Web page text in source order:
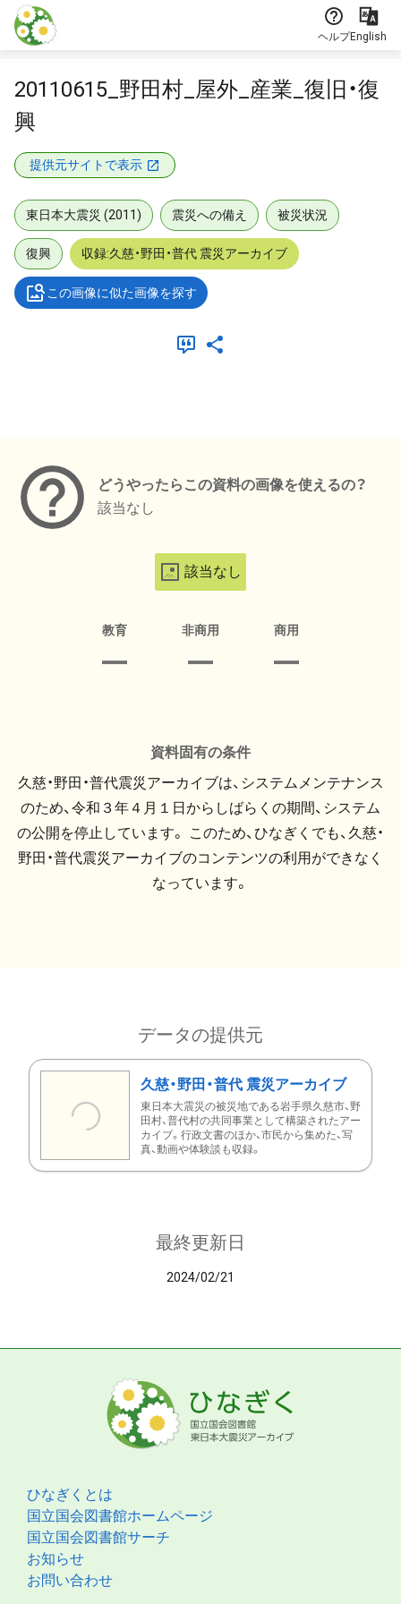
本文に飛ぶ
ヘルプEnglish
20110615_野田村_屋外_産業_復旧・復
興
提供元サイトで表示
東日本大震災 (2011) 震災への備え 被災状況
復興 収録:久慈・野田・普代 震災アーカイブ
この画像に似た画像を探す
どうやったらこの資料の画像を使えるの？
該当なし
該当なし
教育 非商用 商用
資料固有の条件
久慈・野田・普代震災アーカイブは、システムメンテナンス
のため、令和３年４月１日からしばらくの期間、システム
の公開を停止しています。 このため、ひなぎくでも、久慈・
野田・普代震災アーカイブのコンテンツの利用ができなく
なっています。
データの提供元
久慈・野田・普代 震災アーカイブ
東日本大震災の被災地である岩手県久慈市、野
田村、普代村の共同事業として構築されたアー
カイブ。行政文書のほか、市民から集めた、写
真、動画や体験談も収録。
最終更新日
2024/02/21
ひなぎくとは
国立国会図書館ホームページ
国立国会図書館サーチ
お知らせ
お問い合わせ